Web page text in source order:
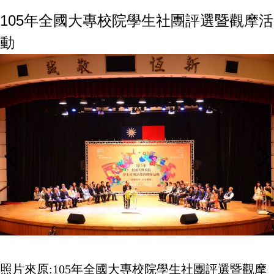
105年全國大專校院學生社團評選暨觀摩活
動
照片來原:105年全國大專校院學生社團評選暨觀摩